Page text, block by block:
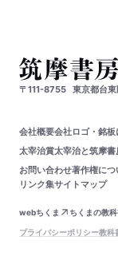
〒111-8755 東京都台
会社概要会社ロゴ・銘板
太宰治賞太宰治と筑摩書
お問い合わせ著作権につ
リンク集サイトマップ
webちくま
ちくまの教
プライバシーポリシー教科